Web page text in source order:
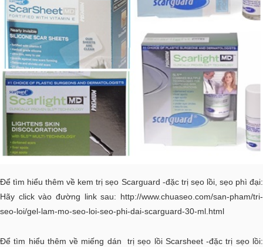
Để tìm hiểu thêm về kem trị sẹo Scarguard -đặc trị sẹo lồi, sẹo phì đại:
Hãy click vào đường link sau: http://www.chuaseo.com/san-pham/tri-
seo-loi/gel-lam-mo-seo-loi-seo-phi-dai-scarguard-30-ml.html
Để tìm hiểu thêm về miếng dán trị sẹo lồi Scarsheet -đặc trị sẹo lồi: